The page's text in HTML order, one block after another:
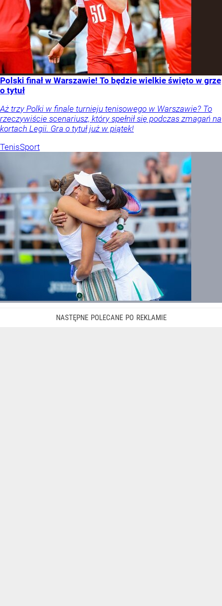
Polski finał w Warszawie! To będzie wielkie święto w grze
o tytuł
Aż trzy Polki w finale turnieju tenisowego w Warszawie? To
rzeczywiście scenariusz, który spełnił się podczas zmagań na
kortach Legii. Gra o tytuł już w piątek!
TenisSport